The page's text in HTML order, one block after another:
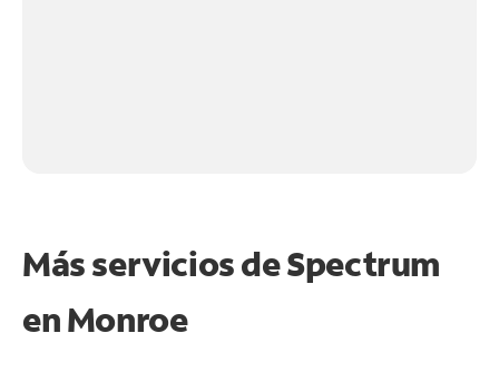
Más servicios de Spectrum
enMonroe